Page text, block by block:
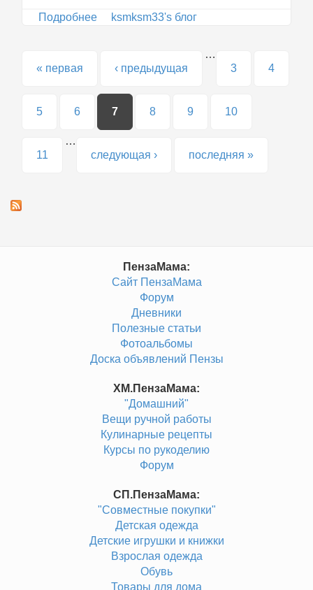
Подробнее о Мурзик-2
ksmksm33's блог
Страницы
« первая ‹ предыдущая
…
3
4
5 6 7 8 9 10
11
…
следующая ›
последняя »
ПензаМама:
Сайт ПензаМама
Форум
Дневники
Полезные статьи
Фотоальбомы
Доска объявлений Пензы
ХМ.ПензаМама:
"Домашний"
Вещи ручной работы
Кулинарные рецепты
Курсы по рукоделию
Форум
СП.ПензаМама:
"Совместные покупки"
Детская одежда
Детские игрушки и книжки
Взрослая одежда
Обувь
Товары для дома